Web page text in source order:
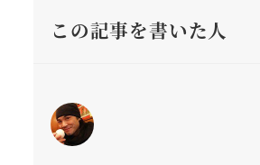
この記事を書いた人